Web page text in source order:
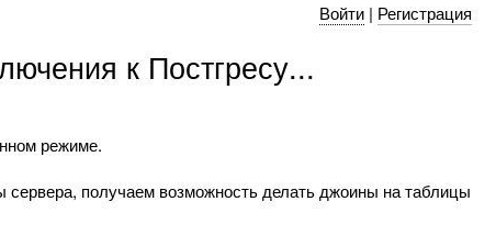
Войти| Регистрация
к Постгресу...
режиме.
получаем возможность делать джоины на таблицы